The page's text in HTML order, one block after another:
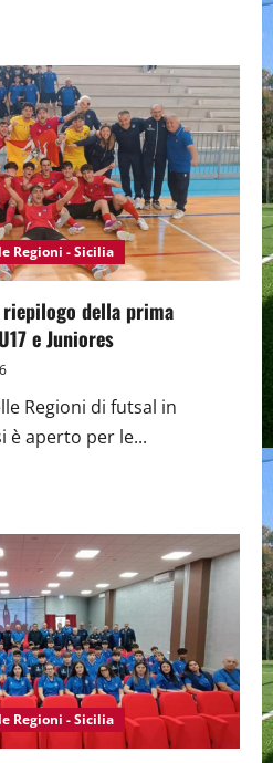
Regioni - Sicilia
della prima
e Juniores
Regioni di futsal in
è aperto per le...
Regioni - Sicilia